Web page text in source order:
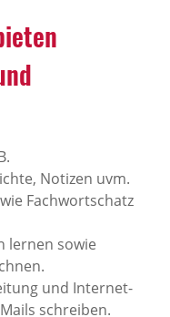
Notizen uvm.
Fachwortschatz
lernen sowie
und Internet-
schreiben.